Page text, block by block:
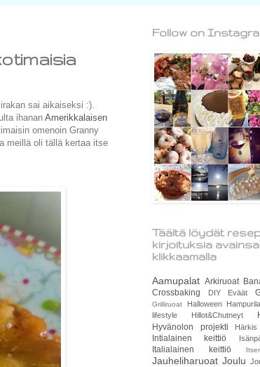
sai aikaiseksi :).
ihanan Amerikkalaisen
omenoin Granny
meillä oli tällä kertaa itse
Follow on
Täältä löydät
kirjoituksia
klikkaamalla
Aamupalat Arkiruoat
Crossbaking
DIY Eväät
Grilliruoat Halloween
lifestyle
Hillot&Chutneyt
Hyvänolon projekti
Härkis
Intialainen keittiö
Italialainen keittiö
Jauheliharuoat Joulu